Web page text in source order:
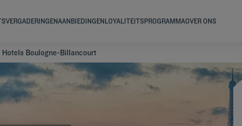
VERGADERINGENAANBIEDINGENLOYALITEITSPROGRAMMAOVER ONS
Hotels Boulogne-Billancourt